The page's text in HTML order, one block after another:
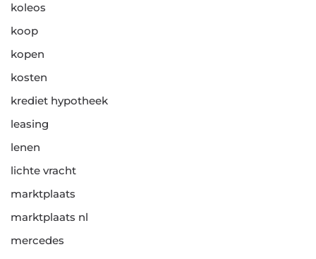
koleos
koop
kopen
kosten
krediet hypotheek
leasing
lenen
lichte vracht
marktplaats
marktplaats nl
mercedes